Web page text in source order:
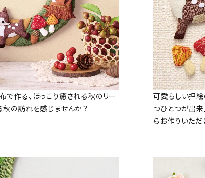
で作る、ほっこり癒される秋のリー
秋の訪れを感じませんか？
可愛らしい押絵
つひとつが出
らお作りいただ